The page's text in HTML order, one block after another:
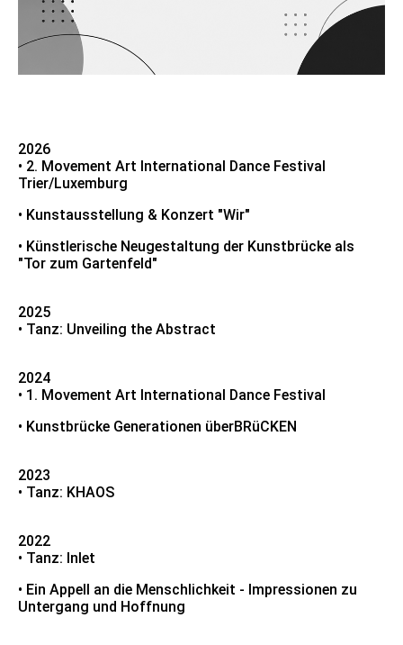
2026
• 2. Movement Art International Dance Festival
Trier/Luxemburg
• Kunstausstellung & Konzert "Wir"
• Künstlerische Neugestaltung der Kunstbrücke als
"Tor zum Gartenfeld"
2025
• Tanz: Unveiling the Abstract
2024
• 1. Movement Art International Dance Festival
• Kunstbrücke Generationen überBRüCKEN
2023
• Tanz: KHAOS
2022
• Tanz: Inlet
• Ein Appell an die Menschlichkeit - Impressionen zu
Untergang und Hoffnung